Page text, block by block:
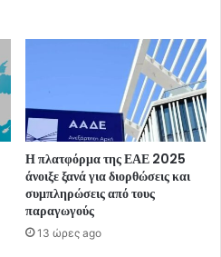
Η πλατφόρμα της ΕΑΕ 2025
άνοιξε ξανά για διορθώσεις και
συμπληρώσεις από τους
παραγωγούς
13 ώρες ago